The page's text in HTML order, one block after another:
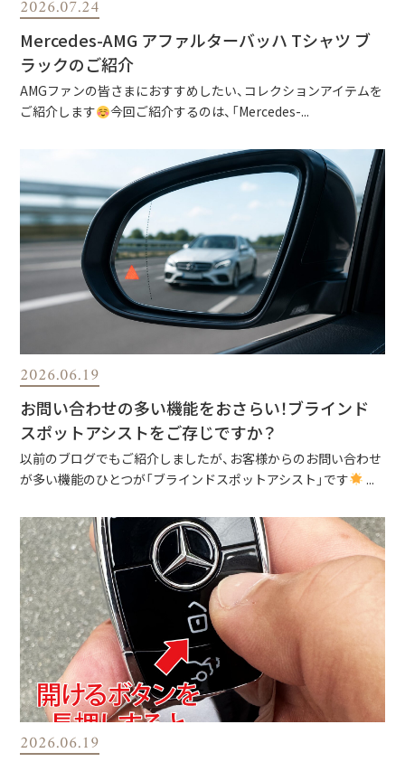
2026.07.24
Mercedes-AMG アファルターバッハ Tシャツ ブ
ラックのご紹介
AMGファンの皆さまにおすすめしたい、コレクションアイテムを
ご紹介します
今回ご紹介するのは、「Mercedes-...
2026.06.19
お問い合わせの多い機能をおさらい！ブラインド
スポットアシストをご存じですか？
以前のブログでもご紹介しましたが、お客様からのお問い合わせ
が多い機能のひとつが「ブラインドスポットアシスト」です
...
2026.06.19